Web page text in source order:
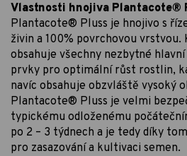
Vlastnosti hnojiva Plantacote®
Plantacote® Pluss je hnojivo s
živin a 100% povrchovou vrstvou.
obsahuje všechny nezbytné
prvky pro optimální růst rostlin,
navíc obsahuje obzvláště vysoký
Plantacote® Pluss je velmi
typickému odloženému
po 2 – 3 týdnech a je tedy díky
pro zasazování a kultivaci semen.